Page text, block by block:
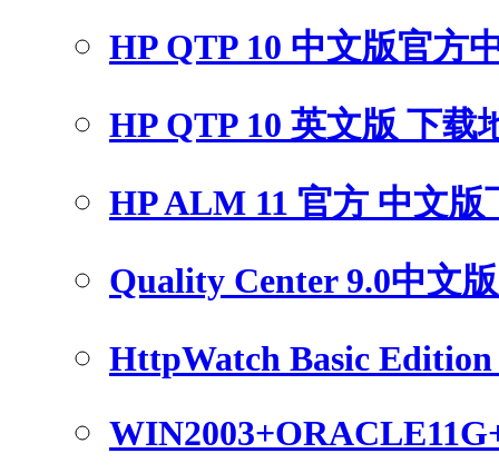
HP QTP 10 中文版官方
HP QTP 10 英文版 下载
HP ALM 11 官方 中文版
Quality Center 9.0中文
HttpWatch Basic Edition